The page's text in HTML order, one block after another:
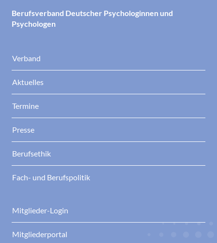
Berufsverband Deutscher Psychologinnen und
Psychologen
Verband
Aktuelles
Termine
Presse
Berufsethik
Fach- und Berufspolitik
Mitglieder-Login
Mitgliederportal